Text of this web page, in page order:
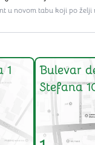
u novom tabu koji po želji
1
Bulevar
Stefana